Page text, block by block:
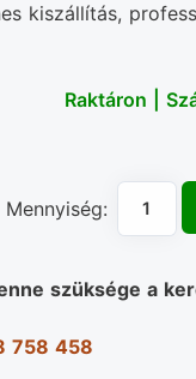
kiszállítás,
Raktáron |
Mennyiség:
szüksége a
758 458